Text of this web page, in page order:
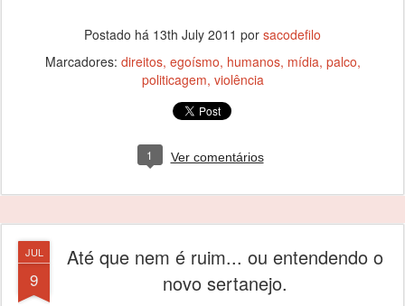
Postado há 13th July 2011 por sacodefilo
Marcadores: direitos egoísmo humanos mídia palco
politicagem violência
1 Ver comentários
JUL
9
Até que nem é ruim... ou entendendo o
novo sertanejo.